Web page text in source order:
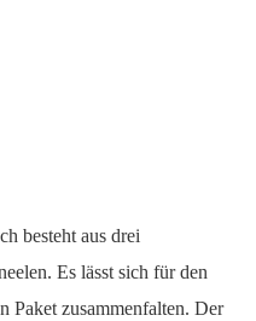
besteht aus drei
Es lässt sich für den
Paket zusammenfalten. Der